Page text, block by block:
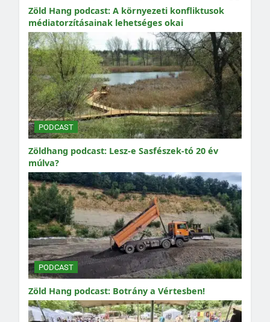
Zöld Hang podcast: A környezeti konfliktusok
médiatorzításainak lehetséges okai
PODCAST
Zöldhang podcast: Lesz-e Sasfészek-tó 20 év
múlva?
PODCAST
Zöld Hang podcast: Botrány a Vértesben!